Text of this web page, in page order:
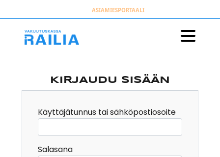
ASIAMIESPORTAALI
KIRJAUDU SISÄÄN
Käyttäjätunnus tai sähköpostiosoite
Salasana